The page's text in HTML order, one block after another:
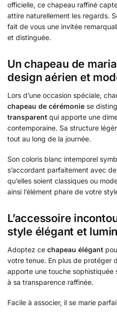
officielle, ce chapeau raffiné
attire naturellement les regards.
fait de vous une invitée
et distinguée.
Un chapeau de
design aérien et
Lors d’une occasion spéciale,
chapeau de cérémonie se
transparent qui apporte une
contemporaine. Sa structure
tout au long de la journée.
Son coloris blanc intemporel
s’accordant parfaitement avec
qu’elles soient classiques ou
ainsi l’élément phare de votre
L’accessoire
style élégant et
Adoptez ce chapeau élégant
votre tenue. En plus de protéger
apporte une touche sophistiquée
à sa transparence raffinée.
Facile à associer, il se marie